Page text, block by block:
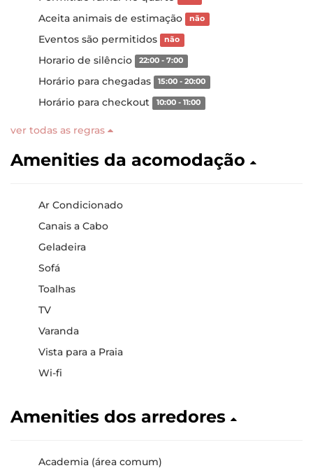
Aceita animais de estimação não
Eventos são permitidos não
Horario de silêncio 22:00 - 7:00
Horário para chegadas 15:00 - 20:00
Horário para checkout 10:00 - 11:00
ver todas as regras
Amenities da acomodação
Ar Condicionado
Canais a Cabo
Geladeira
Sofá
Toalhas
TV
Varanda
Vista para a Praia
Wi-fi
Amenities dos arredores
Academia (área comum)